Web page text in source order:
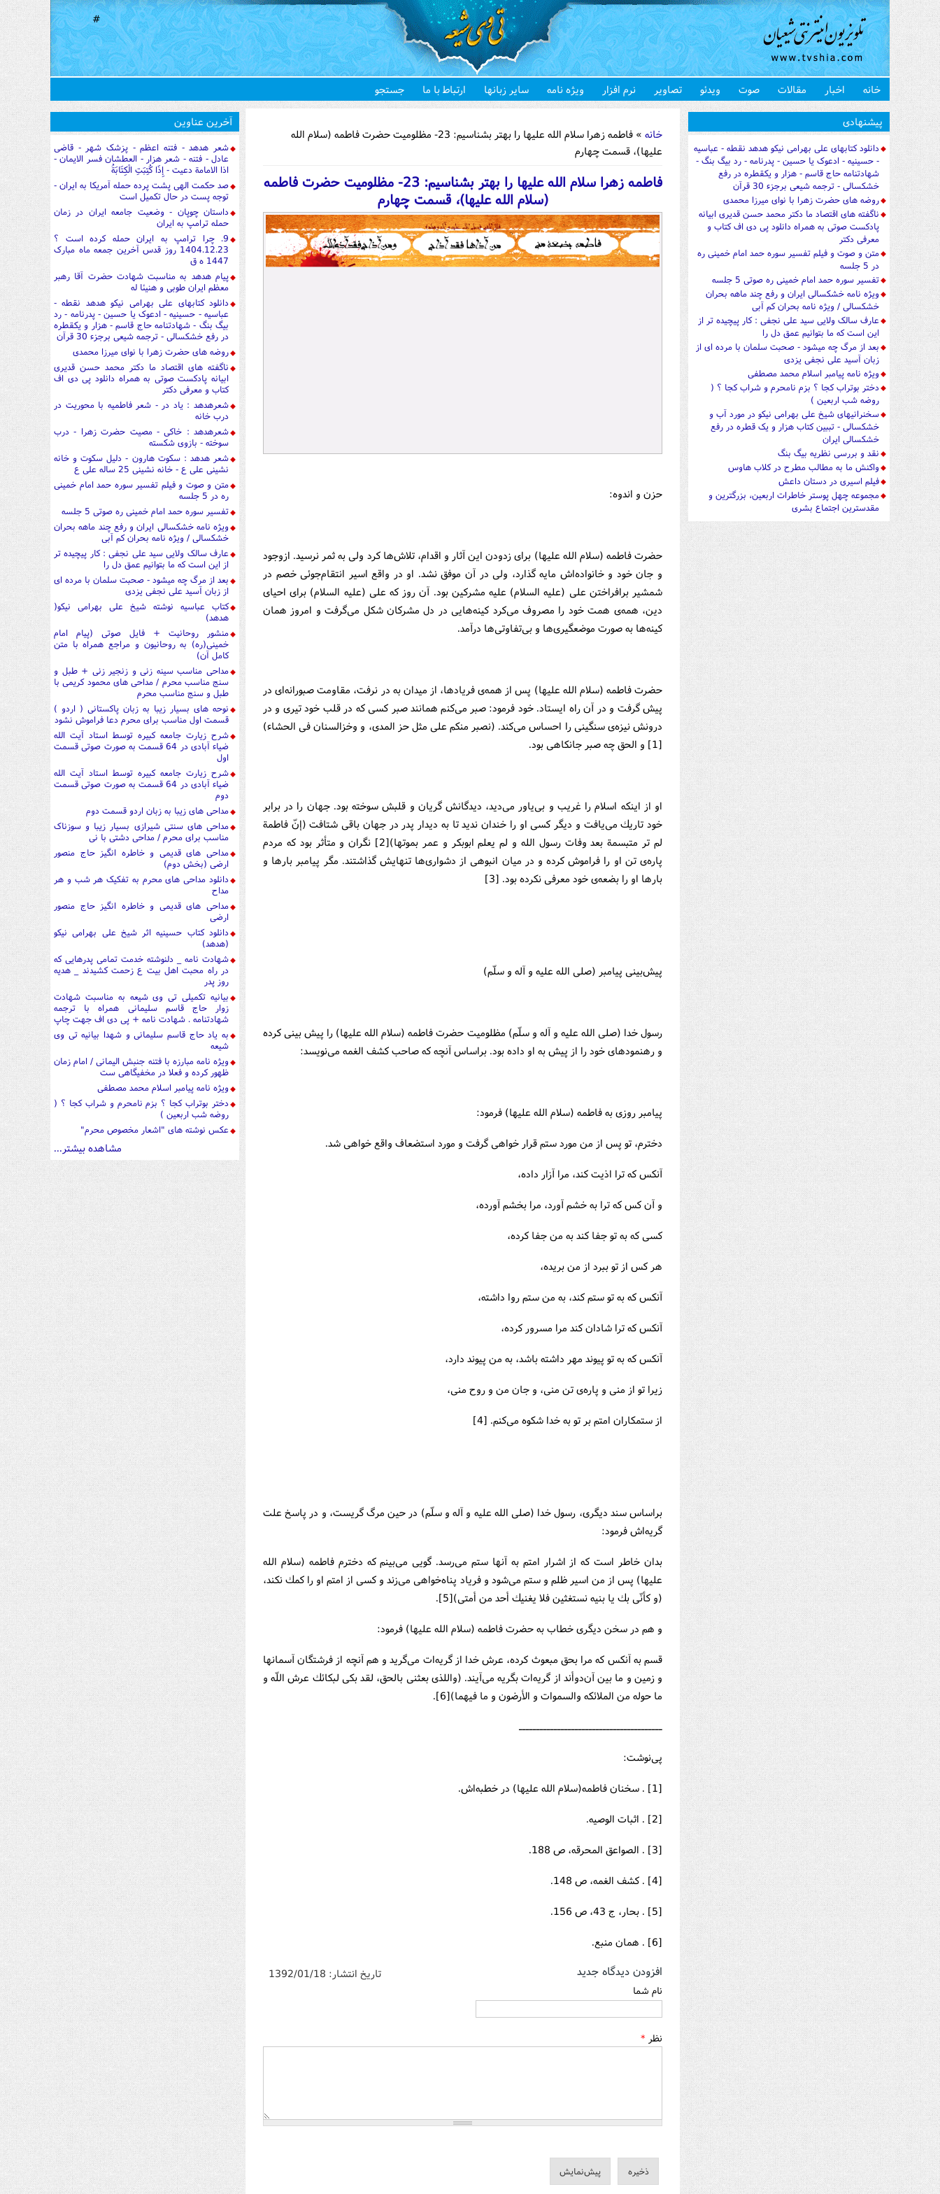
#
خانه اخبار مقالات صوت ویدئو تصاویر نرم افزار ویژه نامه سایر زبانها ارتباط با ما جستجو
خانه
» فاطمه زهرا سلام الله علیها را بهتر بشناسیم: 23- مظلومیت حضرت فاطمه (سلام الله
علیها)، قسمت چهارم
فاطمه زهرا سلام الله علیها را بهتر بشناسیم: 23- مظلومیت حضرت فاطمه
(سلام الله علیها)، قسمت چهارم
حزن و اندوه:
حضرت فاطمه (سلام الله علیها) برای زدودن این آثار و اقدام، تلاش‌ها كرد ولی به ثمر نرسید. ازوجود
و جان خود و خانواده‌اش مایه گذارد، ولی در آن موفق نشد. او در واقع اسیر انتقام‌جوئی خصم در
شمشیر برافراختن علی (علیه السلام) علیه مشركین بود. آن روز كه علی (علیه السلام) برای احیای
دین، همه‌ی همت خود را مصروف می‌كرد كینه‌هایی در دل مشركان شكل می‌گرفت و امروز همان
كینه‌ها به صورت موضعگیری‌ها و بی‌تفاوتی‌ها درآمد.
حضرت فاطمه (سلام الله علیها) پس از همه‌ی فریادها، از میدان به در نرفت، مقاومت صبورانه‌ای در
پیش گرفت و در آن راه ایستاد. خود فرمود: صبر می‌كنم همانند صبر كسی كه در قلب خود تیری و در
درونش نیزه‌ی سنگینی را احساس می‌كند. (نصبر منكم علی مثل حز المدی، و وخزالسنان فی الحشاء)
[1] و الحق چه صبر جانكاهی بود.
او از اینكه اسلام را غریب و بی‌یاور می‌دید، دیدگانش گریان و قلبش سوخته بود. جهان را در برابر
خود تاریك می‌یافت و دیگر كسی او را خندان ندید تا به دیدار پدر در جهان باقی شتافت (إنّ فاطمة
لم تر متبسمة بعد وفات رسول الله و لم یعلم ابوبكر و عمر بموتها)[2] نگران و متأثر بود كه مردم
پاره‌ی تن او را فراموش كرده و در میان انبوهی از دشواری‌ها تنهایش گذاشتند. مگر پیامبر بارها و
بارها او را بضعه‌ی خود معرفی نكرده بود. [3]
پیش‌بینی پیامبر (صلی الله علیه و آله و سلّم)
رسول خدا (صلی الله علیه و آله و سلّم) مظلومیت حضرت فاطمه (سلام الله علیها) را پیش بینی كرده
و رهنمودهای خود را از پیش به او داده بود. براساس آنچه كه صاحب كشف الغمه می‌نویسد:
پیامبر روزی به فاطمه (سلام الله علیها) فرمود:
دخترم، تو پس از من مورد ستم قرار خواهی گرفت و مورد استضعاف واقع خواهی شد.
آنكس كه ترا اذیت كند، مرا آزار داده،
و آن كس كه ترا به خشم آورد، مرا بخشم آورده،
كسی كه به تو جفا كند به من جفا كرده،
هر كس از تو ببرد از من بریده،
آنكس كه به تو ستم كند، به من ستم روا داشته،
آنكس كه ترا شادان كند مرا مسرور كرده،
آنكس كه به تو پیوند مهر داشته باشد، به من پیوند دارد،
زیرا تو از منی و پاره‌ی تن منی، و جان من و روح منی،
از ستمكاران امتم بر تو به خدا شكوه می‌كنم. [4]
براساس سند دیگری، رسول خدا (صلی الله علیه و آله و سلّم) در حین مرگ گریست، و در پاسخ علت
گریه‌اش فرمود:
بدان خاطر است كه از اشرار امتم به آنها ستم می‌رسد. گویی می‌بینم كه دخترم فاطمه (سلام الله
علیها) پس از من اسیر ظلم و ستم می‌شود و فریاد پناه‌خواهی می‌زند و كسی از امتم او را كمك نكند،
(و كأنّی بك یا بنیه نستغثین فلا یغنیك أحد من أمتی)[5].
و هم در سخن دیگری خطاب به حضرت فاطمه (سلام الله علیها) فرمود:
قسم به آنكس كه مرا بحق مبعوث كرده، عرش خدا از گریه‌ات می‌گرید و هم آنچه از فرشتگان آسمانها
و زمین و ما بین آن‌دوأند از گریه‌ات بگریه می‌آیند. (واللذی بعثنی بالحق، لقد بكی لبكائك عرش اللّه و
ما حوله من الملائكه والسموات و الأرضون و ما فیهما)[6].
ـــــــــــــــــــــــــــــــــــــــــ
پی‌نوشت:
[1] . سخنان فاطمه(سلام الله علیها) در خطبه‌اش.
[2] . اثبات الوصیه.
[3] . الصواعق المحرقه، ص 188.
[4] . كشف الغمه، ص 148.
[5] . بحار، ج 43، ص 156.
[6] . همان منبع.
تاریخ انتشار: 1392/01/18 افزودن دیدگاه جدید
نام شما
نظر *
آخرین عناوین
شعر هدهد - فتنه اعظم - پزشک شهر - قاضی
عادل - فتنه - شعر هزار - العطشان فسر الایمان -
اذا الامامة دعیت - إِذَا كُتِبَتِ الْكِتَابَةُ
صد حکمت الهی پشت پرده حمله آمریکا به ایران -
توجه پست در حال تکمیل است
داستان چوپان - وضعیت جامعه ایران در زمان
حمله ترامپ به ایران
9. چرا ترامپ به ایران حمله کرده است ؟
1404.12.23 روز قدس آخرین جمعه ماه مبارک
1447 ه ق
پیام هدهد به مناسبت شهادت حضرت آقا رهبر
معظم ایران طوبی و هنیئا له
دانلود کتابهای علی بهرامی نیکو هدهد نقطه -
عباسیه - حسینیه - ادعوک یا حسین - پدرنامه - رد
بیگ بنگ - شهادتنامه حاج قاسم - هزار و یکقطره
در رفع خشکسالی - ترجمه شیعی برجزء 30 قرآن
روضه های حضرت زهرا با نوای میرزا محمدی
ناگفته های اقتصاد ما دکتر محمد حسن قدیری
ابیانه پادکست صوتی به همراه دانلود پی دی اف
کتاب و معرفی دکتر
شعرهدهد : یاد در - شعر فاطمیه با محوریت در
درب خانه
شعرهدهد : خاکی - مصیت حضرت زهرا - درب
سوخته - بازوی شکسته
شعر هدهد : سکوت هارون - دلیل سکوت و خانه
نشینی علی ع - خانه نشینی 25 ساله علی ع
متن و صوت و فیلم تفسیر سوره حمد امام خمینی
ره در 5 جلسه
تفسیر سوره حمد امام خمینی ره صوتی 5 جلسه
ویژه نامه خشکسالی ایران و رفع چند ماهه بحران
خشکسالی / ویژه نامه بحران کم آبی
عارف سالک ولایی سید علی نجفی : کار پیچیده تر
از این است که ما بتوانیم عمق دل را
بعد از مرگ چه میشود - صحبت سلمان با مرده ای
از زبان آسید علی نجفی یزدی
کتاب عباسیه نوشته شیخ علی بهرامی نیکو(
هدهد)
منشور روحانیت + فایل صوتی (پیام امام
خمینی(ره) به روحانیون و مراجع همراه با متن
کامل آن)
مداحی مناسب سینه زنی و زنجیر زنی + طبل و
سنج مناسب محرم / مداحی های محمود کریمی با
طبل و سنج مناسب محرم
نوحه های بسیار زیبا به زبان پاکستانی ( اردو )
قسمت اول مناسب برای محرم دعا فراموش نشود
شرح زیارت جامعه کبیره توسط استاد آیت الله
ضیاء آبادی در 64 قسمت به صورت صوتی قسمت
اول
شرح زیارت جامعه کبیره توسط استاد آیت الله
ضیاء آبادی در 64 قسمت به صورت صوتی قسمت
دوم
مداحی های زیبا به زبان اردو قسمت دوم
مداحی های سنتی شیرازی بسیار زیبا و سوزناک
مناسب برای محرم / مداحی دشتی با نی
مداحی های قدیمی و خاطره انگیز حاج منصور
ارضی (بخش دوم)
دانلود مداحی های محرم به تفکیک هر شب و هر
مداح
مداحی های قدیمی و خاطره انگیز حاج منصور
ارضی
دانلود کتاب حسینیه اثر شیخ علی بهرامی نیکو
(هدهد)
شهادت نامه _ دلنوشته خدمت تمامی پدرهایی که
در راه محبت اهل بیت ع زحمت کشیدند _ هدیه
روز پدر
بیانیه تکمیلی تی وی شیعه به مناسبت شهادت
زوار حاج قاسم سلیمانی همراه با ترجمه
شهادتنامه . شهادت نامه + پی دی اف جهت چاپ
به یاد حاج قاسم سلیمانی و شهدا بیانیه تی وی
شیعه
ویژه نامه مبارزه با فتنه جنبش الیمانی / امام زمان
ظهور کرده و فعلا در مخفیگاهی ست
ویژه نامه پیامبر اسلام محمد مصطفی
دختر بوتراب کجا ؟ بزم نامحرم و شراب کجا ؟ (
روضه شب اربعین )
عکس نوشته های "اشعار مخصوص محرم"
مشاهده بیشتر...
پیشنهادی
دانلود کتابهای علی بهرامی نیکو هدهد نقطه - عباسیه
- حسینیه - ادعوک یا حسین - پدرنامه - رد بیگ بنگ -
شهادتنامه حاج قاسم - هزار و یکقطره در رفع
خشکسالی - ترجمه شیعی برجزء 30 قرآن
روضه های حضرت زهرا با نوای میرزا محمدی
ناگفته های اقتصاد ما دکتر محمد حسن قدیری ابیانه
پادکست صوتی به همراه دانلود پی دی اف کتاب و
معرفی دکتر
متن و صوت و فیلم تفسیر سوره حمد امام خمینی ره
در 5 جلسه
تفسیر سوره حمد امام خمینی ره صوتی 5 جلسه
ویژه نامه خشکسالی ایران و رفع چند ماهه بحران
خشکسالی / ویژه نامه بحران کم آبی
عارف سالک ولایی سید علی نجفی : کار پیچیده تر از
این است که ما بتوانیم عمق دل را
بعد از مرگ چه میشود - صحبت سلمان با مرده ای از
زبان آسید علی نجفی یزدی
ویژه نامه پیامبر اسلام محمد مصطفی
دختر بوتراب کجا ؟ بزم نامحرم و شراب کجا ؟ (
روضه شب اربعین )
سخنرانیهای شیخ علی بهرامی نیکو در مورد آب و
خشکسالی - تببین کتاب هزار و یک قطره در رفع
خشکسالی ایران
نقد و بررسی نظریه بیگ بنگ
واکنش ما به مطالب مطرح در کلاب هاوس
فیلم اسیری در دستان داعش
مجموعه چهل پوستر خاطرات اربعین، بزرگترین و
مقدسترین اجتماع بشری